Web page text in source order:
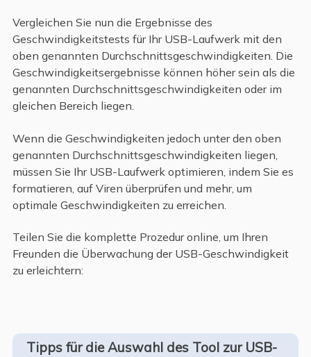
Vergleichen Sie nun die Ergebnisse des
Geschwindigkeitstests für Ihr USB-Laufwerk mit den
oben genannten Durchschnittsgeschwindigkeiten. Die
Geschwindigkeitsergebnisse können höher sein als die
genannten Durchschnittsgeschwindigkeiten oder im
gleichen Bereich liegen.
Wenn die Geschwindigkeiten jedoch unter den oben
genannten Durchschnittsgeschwindigkeiten liegen,
müssen Sie Ihr USB-Laufwerk optimieren, indem Sie es
formatieren, auf Viren überprüfen und mehr, um
optimale Geschwindigkeiten zu erreichen.
Teilen Sie die komplette Prozedur online, um Ihren
Freunden die Überwachung der USB-Geschwindigkeit
zu erleichtern:
Tipps für die Auswahl des Tool zur USB-